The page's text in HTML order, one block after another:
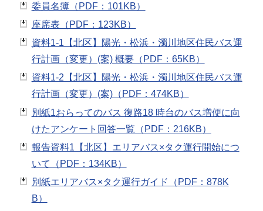
委員名簿（PDF：101KB）
座席表（PDF：123KB）
資料1-1【北区】陽光・松浜・濁川地区住民バス運
行計画（変更）(案) 概要（PDF：65KB）
資料1-2【北区】陽光・松浜・濁川地区住民バス運
行計画（変更）(案)（PDF：474KB）
別紙1おらってのバス 復路18 時台のバス増便に向
けたアンケート回答一覧（PDF：216KB）
報告資料1【北区】エリアバス×タク運行開始につ
いて（PDF：134KB）
別紙エリアバス×タク運行ガイド（PDF：878K
B）